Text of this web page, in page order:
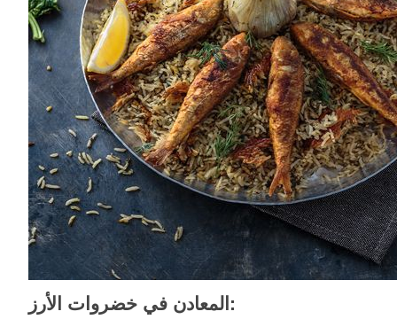
المعادن في خضروات الأرز: